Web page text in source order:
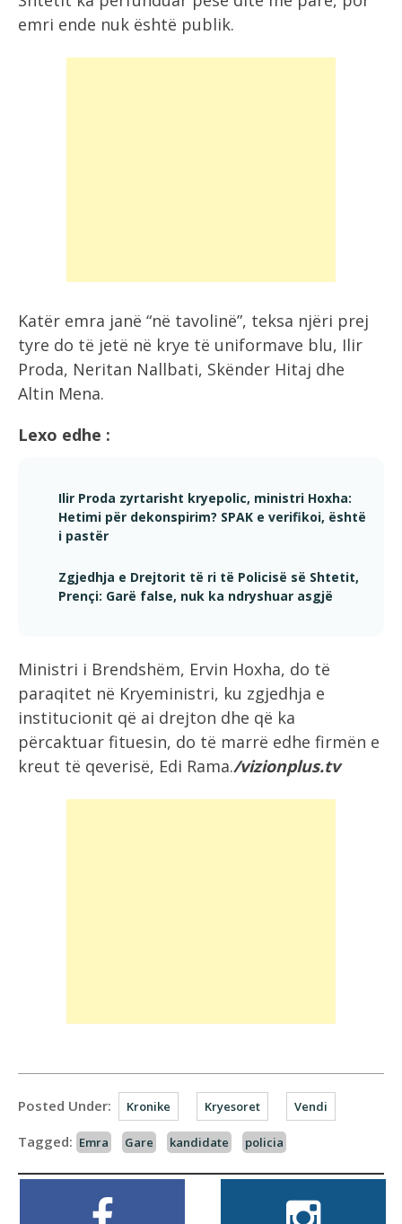
emri ende nuk është publik.
Katër emra janë “në tavolinë”, teksa njëri prej
tyre do të jetë në krye të uniformave blu, Ilir
Proda, Neritan Nallbati, Skënder Hitaj dhe
Altin Mena.
Lexo edhe :
Ilir Proda zyrtarisht kryepolic, ministri Hoxha:
Hetimi për dekonspirim? SPAK e verifikoi, është
i pastër
Zgjedhja e Drejtorit të ri të Policisë së Shtetit,
Prençi: Garë false, nuk ka ndryshuar asgjë
Ministri i Brendshëm, Ervin Hoxha, do të
paraqitet në Kryeministri, ku zgjedhja e
institucionit që ai drejton dhe që ka
përcaktuar fituesin, do të marrë edhe firmën e
kreut të qeverisë, Edi Rama./vizionplus.tv
Posted Under: Kronike Kryesoret Vendi
Tagged: Emra Gare kandidate policia